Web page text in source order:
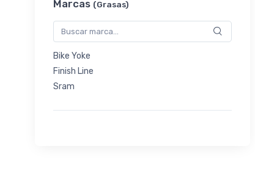
Marcas (Grasas)
Bike Yoke
Finish Line
Sram